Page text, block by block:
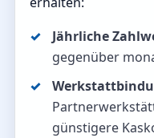
Jährliche
gegenüber
günstigere